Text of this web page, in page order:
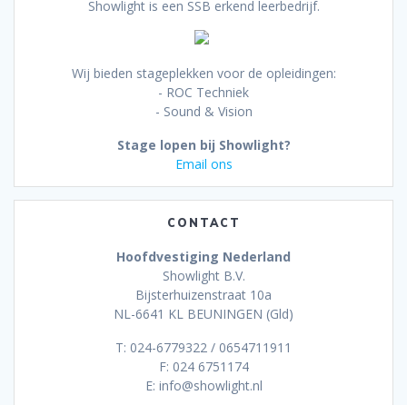
Showlight is een SSB erkend leerbedrijf.
Wij bieden stageplekken voor de opleidingen:
- ROC Techniek
- Sound & Vision
Stage lopen bij Showlight?
Email ons
CONTACT
Hoofdvestiging Nederland
Showlight B.V.
Bijsterhuizenstraat 10a
NL-6641 KL BEUNINGEN (Gld)
T: 024-6779322 / 0654711911
F: 024 6751174
E: info@showlight.nl